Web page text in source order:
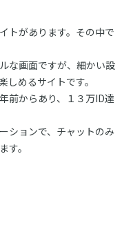
トがあります。その中で
な画面ですが、細かい設
めるサイトです。
前からあり、１３万ID達
ションで、チャットのみ
す。